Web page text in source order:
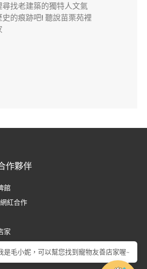
尋找老建築的獨特人文氣
史的痕跡吧! 聽說苗栗苑裡
作夥伴
館
紅合作
家
是毛小妮，可以幫您找到寵物友善店家喔~